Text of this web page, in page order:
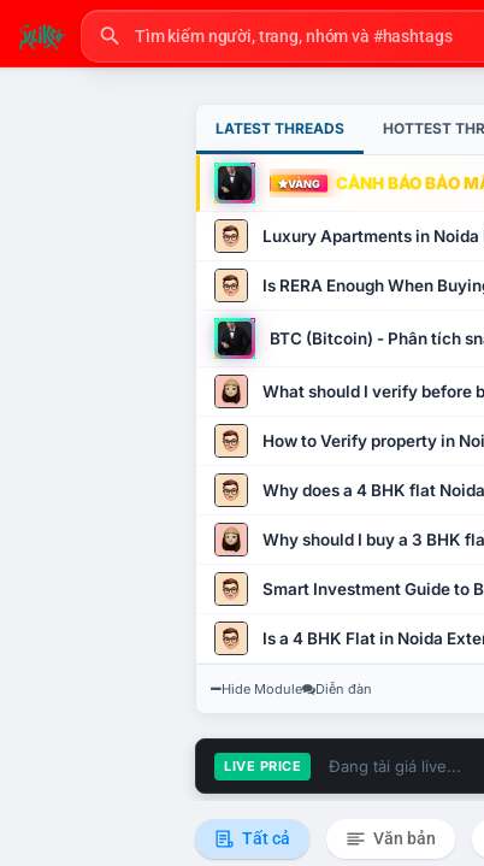
LATEST THREADS HOTTEST
VÀNG CẢNH BÁO BẢO
Luxury Apartments in
Is RERA Enough When
BTC (Bitcoin) - Phân tích
What should I verify before
How to Verify property in
Why does a 4 BHK flat
Why should I buy a 3 BHK
Smart Investment Guide to
Is a 4 BHK Flat in Noida
Hide Module Diễn đàn
LIVE PRICE Đang tải giá live...
Tất cả Văn bản